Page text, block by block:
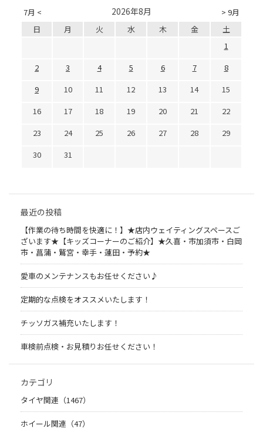
7月 < > 9月
2026年8月
日 月 火 水 木 金
土
1
2
3 4 5 6 7
8
9
10 11 12 13 14
15
16
17 18 19 20 21
22
23
24 25 26 27 28
29
30
31
最近の投稿
【作業の待ち時間を快適に！】★店内ウェイティングスペースご
ざいます★【キッズコーナーのご紹介】★久喜・市加須市・白岡
市・菖蒲・鷲宮・幸手・蓮田・予約★
愛車のメンテナンスもお任せください♪
定期的な点検をオススメいたします！
チッソガス補充いたします！
車検前点検・お見積りお任せください！
カテゴリ
タイヤ関連（1467）
ホイール関連（47）